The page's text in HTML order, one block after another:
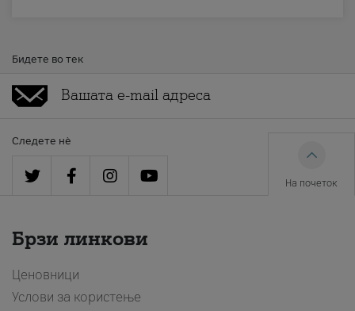
Бидете во тек
Следете нè
На почеток
Брзи линкови
Ценовници
Услови за користење